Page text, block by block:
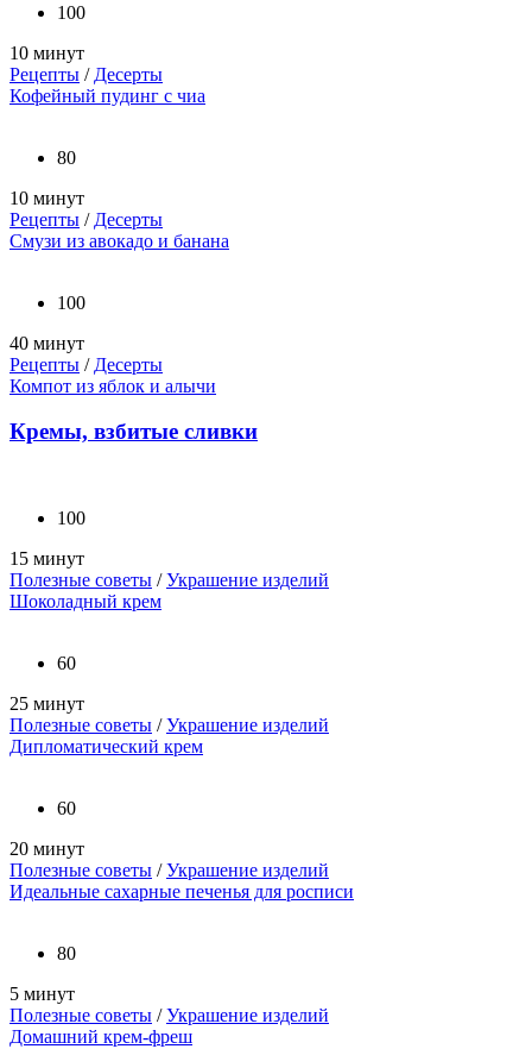
100
10 минут
Рецепты / Десерты
Кофейный пудинг с чиа
80
10 минут
Рецепты / Десерты
Смузи из авокадо и банана
100
40 минут
Рецепты / Десерты
Компот из яблок и алычи
Кремы, взбитые сливки
100
15 минут
Полезные советы /Украшение изделий
Шоколадный крем
60
25 минут
Полезные советы /Украшение изделий
Дипломатический крем
60
20 минут
Полезные советы /Украшение изделий
Идеальные сахарные печенья для росписи
80
5 минут
Полезные советы /Украшение изделий
Домашний крем-фреш